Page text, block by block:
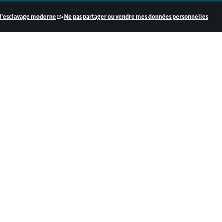
moderne •Ne pas partager ou vendre mes données personnelles